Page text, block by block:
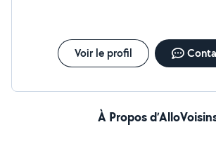
Voir le profil
À Propos